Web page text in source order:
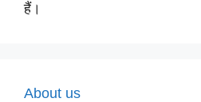
हैं।
About us